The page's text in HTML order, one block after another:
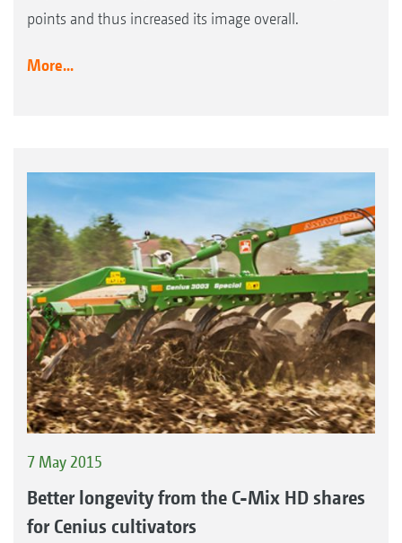
points and thus increased its image overall.
More...
7 May 2015
Better longevity from the C-Mix HD shares
for Cenius cultivators